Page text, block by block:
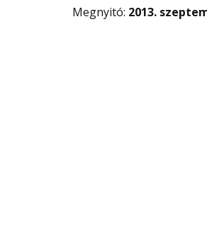
Megnyitó: 2013.